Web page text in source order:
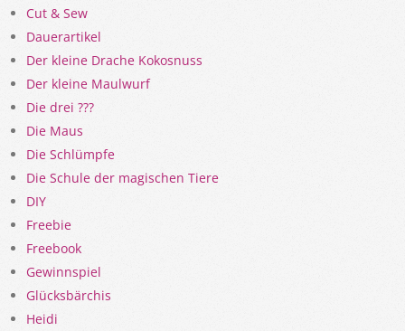
Cut & Sew
Dauerartikel
Der kleine Drache Kokosnuss
Der kleine Maulwurf
Die drei ???
Die Maus
Die Schlümpfe
Die Schule der magischen Tiere
DIY
Freebie
Freebook
Gewinnspiel
Glücksbärchis
Heidi